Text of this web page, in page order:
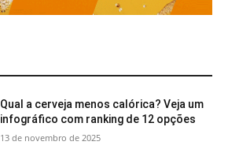
Qual a cerveja menos calórica? Veja um
infográfico com ranking de 12 opções
13 de novembro de 2025